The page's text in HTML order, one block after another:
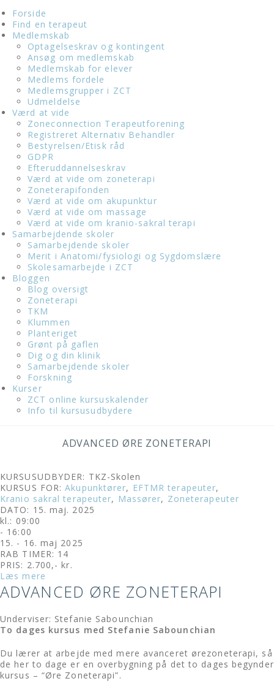
Forside
Find en terapeut
Medlemskab
Optagelseskrav og kontingent
Ansøg om medlemskab
Medlemskab for elever
Medlems fordele
Medlemsgrupper i ZCT
Udmeldelse
Værd at vide
Zoneconnection Terapeutforening
Registreret Alternativ Behandler
Bestyrelsen/Etisk råd
GDPR
Efteruddannelseskrav
Værd at vide om zoneterapi
Zoneterapifonden
Værd at vide om akupunktur
Værd at vide om massage
Værd at vide om kranio-sakral terapi
Samarbejdende skoler
Samarbejdende skoler
Merit i Anatomi/fysiologi og Sygdomslære
Skolesamarbejde i ZCT
Bloggen
Blog oversigt
Zoneterapi
TKM
Klummen
Planteriget
Grønt på gaflen
Dig og din klinik
Samarbejdende skoler
Forskning
Kurser
ZCT online kursuskalender
Info til kursusudbydere
ADVANCED ØRE ZONETERAPI
KURSUSUDBYDER: TKZ-Skolen
KURSUS FOR:Akupunktører, EFTMR terapeuter,
Kranio sakral terapeuter, Massører, Zoneterapeuter
DATO: 15. maj. 2025
kl.: 09:00
- 16:00
15. - 16. maj 2025
RAB TIMER: 14
PRIS: 2.700,- kr.
Læs mere
ADVANCED ØRE ZONETERAPI
Underviser: Stefanie Sabounchian
To dages kursus med Stefanie Sabounchian
Du lærer at arbejde med mere avanceret ørezoneterapi, så
de her to dage er en overbygning på det to dages begynder
kursus – “Øre Zoneterapi”.